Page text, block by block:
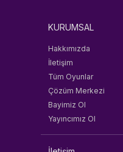
KURUMSAL
Hakkımızda
İletişim
Tüm Oyunlar
Çözüm Merkezi
Bayimiz Ol
Yayıncımız Ol